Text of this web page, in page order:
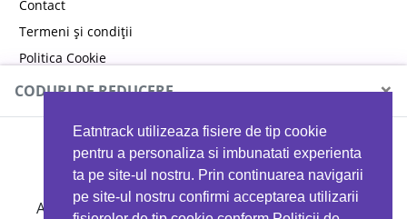
Eatntrack utilizeaza fisiere de tip cookie
pentru a personaliza si imbunatati experienta
ta pe site-ul nostru. Prin continuarea navigarii
pe site-ul nostru confirmi acceptarea utilizarii
Contact
Termeni și condiții
Politica Cookie
Politica de confidențialitate
CODURI DE REDUCERE ×
MYPROTEIN
Ai 40%reducere la orice comandă folosind codul